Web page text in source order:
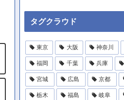
タグクラウド
東京 大阪 神奈川
福岡 千葉 兵庫
宮城 広島 京都
栃木 福島 岐阜